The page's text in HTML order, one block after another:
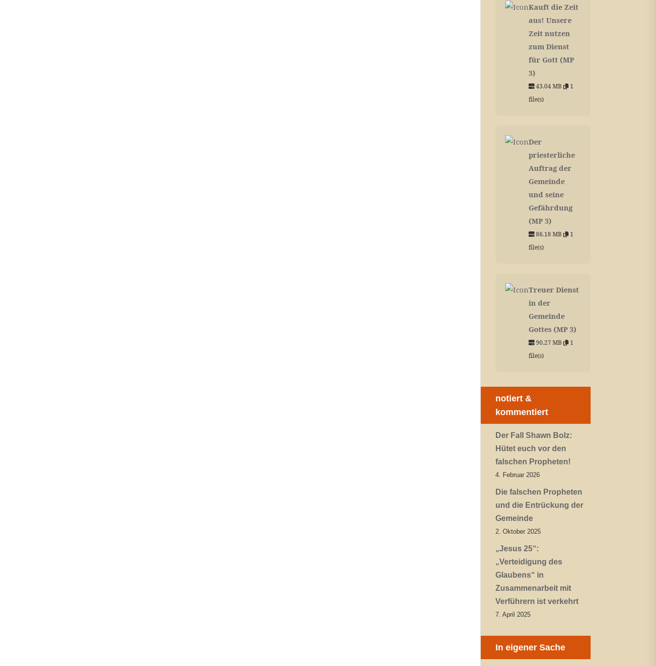
Kauft die Zeit
aus! Unsere
Zeit nutzen
zum Dienst
für Gott (MP
3)
43.04 MB
1
file(s)
Der
priesterliche
Auftrag der
Gemeinde
und seine
Gefährdung
(MP 3)
86.18 MB
1
file(s)
Treuer Dienst
in der
Gemeinde
Gottes (MP 3)
90.27 MB
1
file(s)
notiert &
kommentiert
Der Fall Shawn Bolz:
Hütet euch vor den
falschen Propheten!
4. Februar 2026
Die falschen Propheten
und die Entrückung der
Gemeinde
2. Oktober 2025
„Jesus 25“:
„Verteidigung des
Glaubens“ in
Zusammenarbeit mit
Verführern ist verkehrt
7. April 2025
In eigener Sache